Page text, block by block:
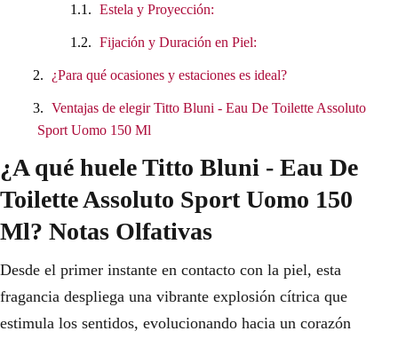
Estela y Proyección:
Fijación y Duración en Piel:
¿Para qué ocasiones y estaciones es ideal?
Ventajas de elegir Titto Bluni - Eau De Toilette Assoluto
Sport Uomo 150 Ml
¿A qué huele Titto Bluni - Eau De
Toilette Assoluto Sport Uomo 150
Ml? Notas Olfativas
Desde el primer instante en contacto con la piel, esta
fragancia despliega una vibrante explosión cítrica que
estimula los sentidos, evolucionando hacia un corazón